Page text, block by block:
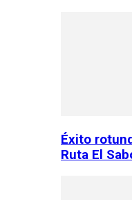
Éxito
Ruta El